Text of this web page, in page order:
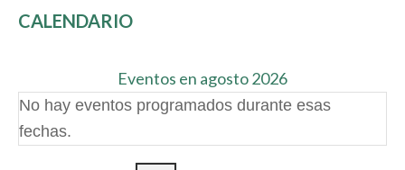
CALENDARIO
Eventos en agosto 2026
No hay eventos programados durante esas
fechas.